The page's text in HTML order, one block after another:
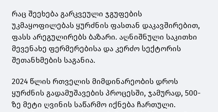
რაც შეეხება გარკვეული ჯგუფების
უკმაყოფილებას ყურძნის ფასთან დაკავშირებით,
ფასს არეგულირებს ბაზარი. აღნიშნული საკითხი
მევენახე ფერმერებისა და კერძო სექტორის
შეთანხმების საგანია.
2024 წლის რთველის მიმდინარეობის დროს
ყურძნის გადამუშავების პროცესში, ჯამურად, 500-
ზე მეტი ღვინის საწარმო იქნება ჩართული.